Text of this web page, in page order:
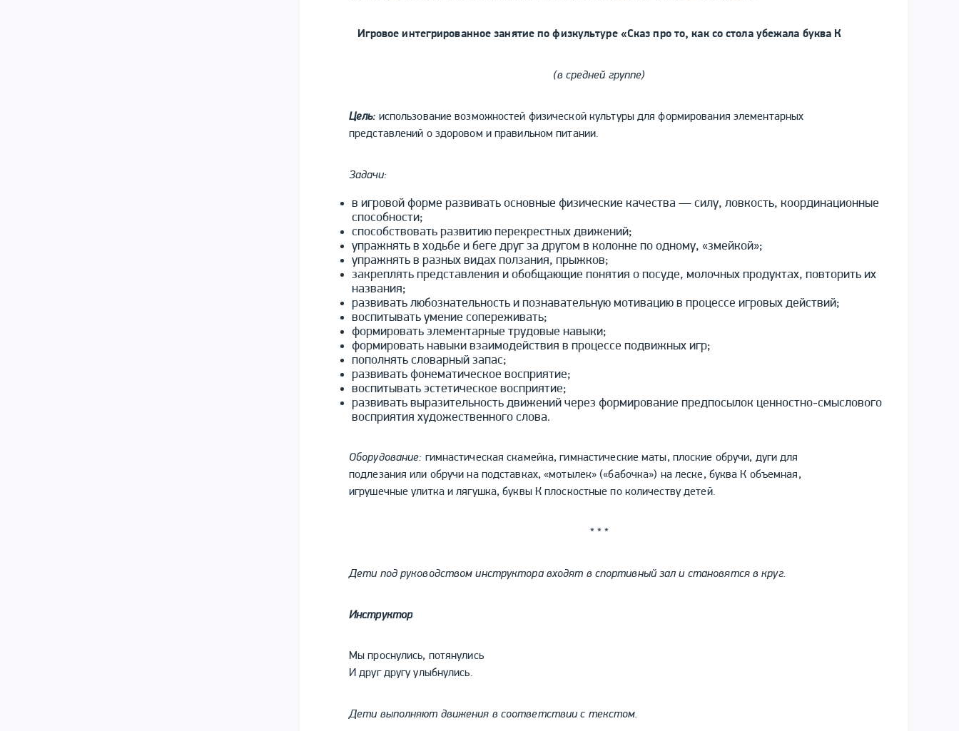
Игровое интегрированное занятие по физкультуре «Сказ про то, как со стола убежала буква К
(в средней группе)
Цель: использование возможностей физической культуры для формирования элементарных
представлений о здоровом и правильном питании.
Задачи:
в игровой форме развивать основные физические качества — силу, ловкость, координационные
способности;
способствовать развитию перекрестных движений;
упражнять в ходьбе и беге друг за другом в колонне по одному, «змейкой»;
упражнять в разных видах ползания, прыжков;
закреплять представления и обобщающие понятия о посуде, молочных продуктах, повторить их
названия;
развивать любознательность и познавательную мотивацию в процессе игровых действий;
воспитывать умение сопереживать;
формировать элементарные трудовые навыки;
формировать навыки взаимодействия в процессе подвижных игр;
пополнять словарный запас;
развивать фонематическое восприятие;
воспитывать эстетическое восприятие;
развивать выразительность движений через формирование предпосылок ценностно-смыслового
восприятия художественного слова.
Оборудование: гимнастическая скамейка, гимнастические маты, плоские обручи, дуги для
подлезания или обручи на подставках, «мотылек» («бабочка») на леске, буква К объемная,
игрушечные улитка и лягушка, буквы К плоскостные по количеству детей.
* * *
Дети под руководством инструктора входят в спортивный зал и становятся в круг.
Инструктор
Мы проснулись, потянулись
И друг другу улыбнулись.
Дети выполняют движения в соответствии с текстом.